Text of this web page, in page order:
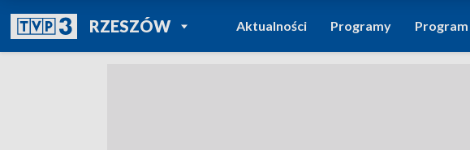
RZESZÓWPOWRÓT DO
TVP REGIONY
Aktualności Programy